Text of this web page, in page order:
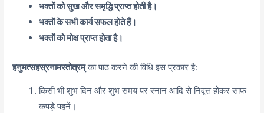
भक्तों को सुख और समृद्धि प्राप्त होती है।
भक्तों के सभी कार्य सफल होते हैं।
भक्तों को मोक्ष प्राप्त होता है।
हनुमत्सहस्रनामस्तोत्रम्का पाठ करने की विधि इस प्रकार है:
किसी भी शुभ दिन और शुभ समय पर स्नान आदि से निवृत्त होकर साफ
कपड़े पहनें।